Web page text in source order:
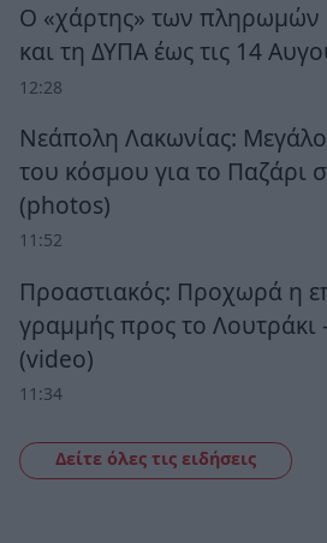
Ο «χάρτης» των
και τη ΔΥΠΑ έως τις 14
12:28
Νεάπολη Λακωνίας:
του κόσμου για το Παζάρι
(photos)
11:52
Προαστιακός: Προχωρά η
γραμμής προς το Λουτράκι
(video)
11:34
Δείτε όλες τις ειδήσεις